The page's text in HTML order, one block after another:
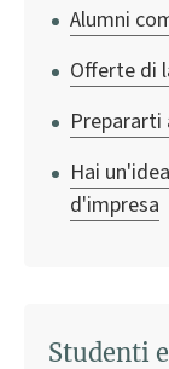
Alumni
Offerte di
Prepararti
Hai
d'impresa
Studenti